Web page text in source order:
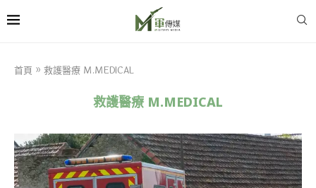
首頁 » 救護醫療 M.MEDICAL
救護醫療 M.MEDICAL